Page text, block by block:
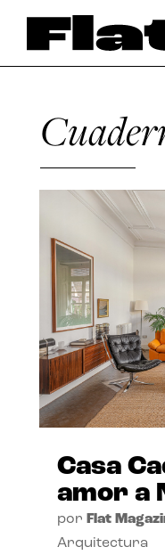
Casa
amor a
por Flat
Arquitectura